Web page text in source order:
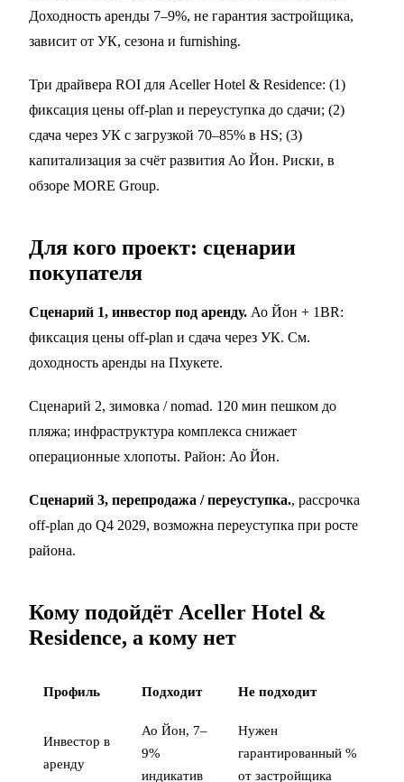
Доходность аренды 7–9%, не гарантия застройщика,
зависит от УК, сезона и furnishing.
Три драйвера ROI для Aceller Hotel & Residence: (1)
фиксация цены off-plan и переуступка до сдачи; (2)
сдача через УК с загрузкой 70–85% в HS; (3)
капитализация за счёт развития Ао Йон. Риски, в
обзоре MORE Group.
Для кого проект: сценарии
покупателя
Сценарий 1, инвестор под аренду. Ао Йон + 1BR:
фиксация цены off-plan и сдача через УК. См.
доходность аренды на Пхукете.
Сценарий 2, зимовка / nomad. 120 мин пешком до
пляжа; инфраструктура комплекса снижает
операционные хлопоты. Район: Ао Йон.
Сценарий 3, перепродажа / переуступка., рассрочка
off-plan до Q4 2029, возможна переуступка при росте
района.
Кому подойдёт Aceller Hotel &
Residence, а кому нет
Профиль Подходит Не подходит
Инвестор в
аренду
Ао Йон, 7–
9%
индикатив
Нужен
гарантированный %
от застройщика